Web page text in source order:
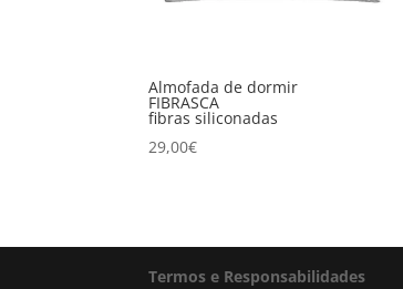
Almofada de dormir
FIBRASCA
fibras siliconadas
29,00€
Termos e Responsabilidades